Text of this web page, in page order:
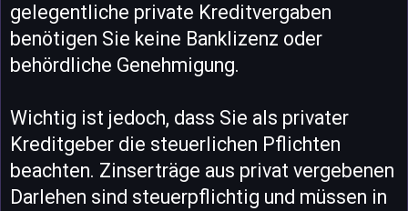
gelegentliche private Kreditvergaben
benötigen Sie keine Banklizenz oder
behördliche Genehmigung.
Wichtig ist jedoch, dass Sie als privater
Kreditgeber die steuerlichen Pflichten
beachten. Zinserträge aus privat vergebenen
Darlehen sind steuerpflichtig und müssen in